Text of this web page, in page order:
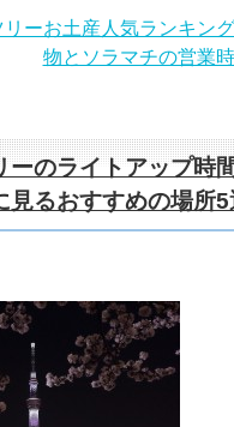
リーお土産人気ランキン
物とソラマチの営業
ーのライトアップ時
見るおすすめの場所5